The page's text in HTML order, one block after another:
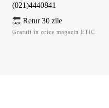
(021)4440841
Retur 30 zile
Gratuit în orice magazin ETIC